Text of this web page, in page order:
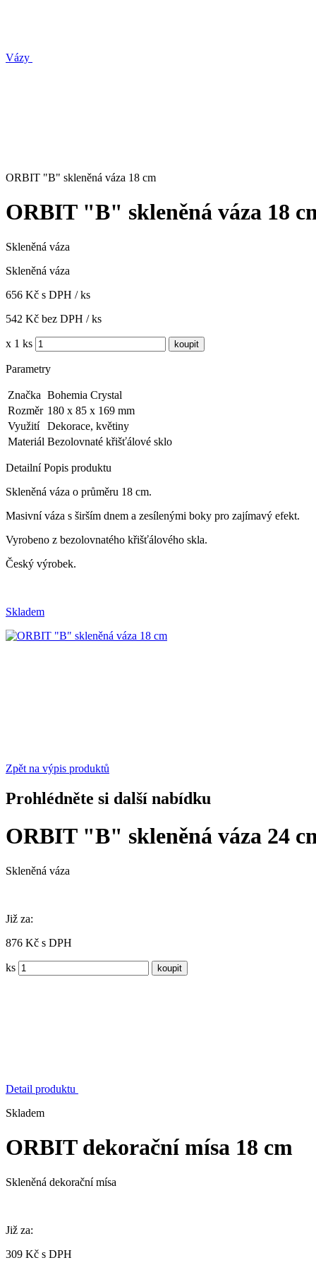
Vázy
ORBIT "B" skleněná váza 18 cm
ORBIT "B" skleněná váza 18
Skleněná váza
Skleněná váza
656 Kč s DPH / ks
542 Kč bez DPH / ks
x 1 ks
Parametry
Značka Bohemia Crystal
Rozměr 180 x 85 x 169 mm
Využití
Dekorace, květiny
Materiál Bezolovnaté křišťálové sklo
Detailní Popis produktu
Skleněná váza o průměru 18 cm.
Masivní váza s širším dnem a zesílenými boky pro zajímavý efekt.
Vyrobeno z bezolovnatého křišťálového skla.
Český výrobek.
Skladem
Zpět na výpis produktů
Prohlédněte si další nabídku
ORBIT "B" skleněná váza 24
Skleněná váza
Již za:
876 Kč s DPH
ks
Detail produktu
Skladem
ORBIT dekorační mísa 18 cm
Skleněná dekorační mísa
Již za:
309 Kč s DPH